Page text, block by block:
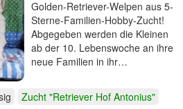
Golden-Retriever-Welpen aus 5-
Sterne-Familien-Hobby-Zucht!
Abgegeben werden die Kleinen
ab der 10. Lebenswoche an ihre
neue Familien in ihr…
Zucht "Retriever Hof Antonius"